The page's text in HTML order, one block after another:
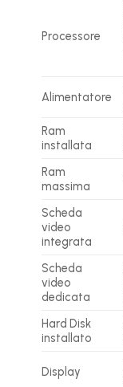
Processore
Alimentatore
Ram
installata
Ram
massima
Scheda
video
integrata
Scheda
video
dedicata
Hard Disk
installato
Display